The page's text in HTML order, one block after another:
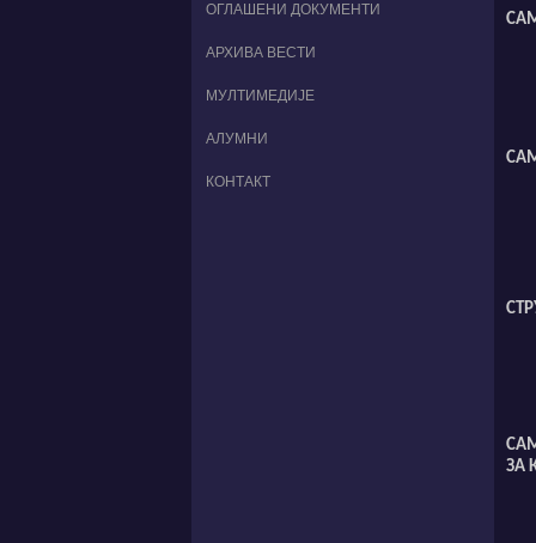
ОГЛАШЕНИ ДОКУМЕНТИ
АРХИВА ВЕСТИ
МУЛТИМЕДИЈЕ
АЛУМНИ
КОНТАКТ
ЗА